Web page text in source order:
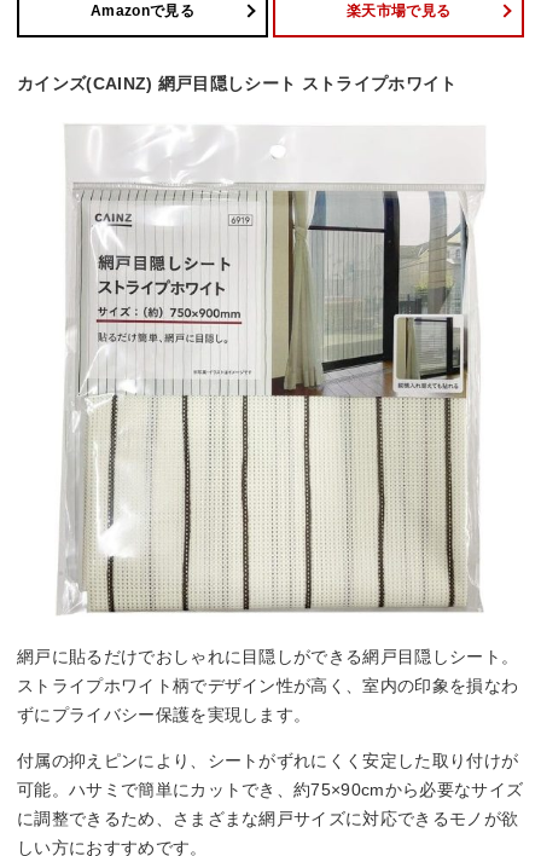
Amazonで見る 楽天市場で見る
カインズ(CAINZ) 網戸目隠しシート ストライプホワイト
網戸に貼るだけでおしゃれに目隠しができる網戸目隠しシート。
ストライプホワイト柄でデザイン性が高く、室内の印象を損なわ
ずにプライバシー保護を実現します。
付属の抑えピンにより、シートがずれにくく安定した取り付けが
可能。ハサミで簡単にカットでき、約75×90cmから必要なサイズ
に調整できるため、さまざまな網戸サイズに対応できるモノが欲
しい方におすすめです。